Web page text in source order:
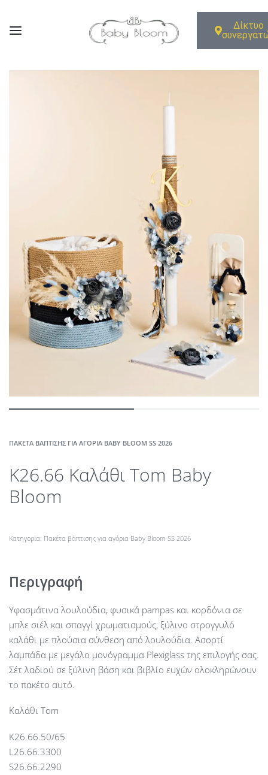
Δίκτυο
ΠΑΚΈΤΑ ΒΆΠΤΙΣΗΣ ΓΙΑ ΑΓΌΡΙΑ BABY BLOOM SS 2026
K26.66 Καλάθι Tom Baby
Bloom
Κατηγορία: Πακέτα βάπτισης για αγόρια Baby Bloom SS 2026
Περιγραφή
Υφασμάτινα λουλούδια, φυσικά pampas και κορδόνια σε
μπλε σιέλ και σπαγγί χρωματισμούς, ξύλινο στρογγυλό
καλάθι με πλούσια σύνθεση από λουλούδια. Ασορτί
λαμπάδα με μεγάλο μονόγραμμα Plexiglass της επιλογής σας.
Σέτ λαδιού σε ξύλινη βάση και βιβλίο ευχών ολοκληρώνουν
το πακέτο αυτό.
Καλάθι Tom
Κ26.66.50/65
L26.66.3300
S26.66.2290